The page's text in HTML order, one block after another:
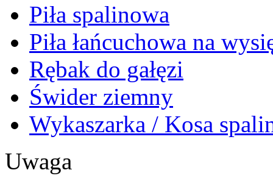
Piła spalinowa
Piła łańcuchowa na
Rębak do gałęzi
Świder ziemny
Wykaszarka / Kosa
Uwaga